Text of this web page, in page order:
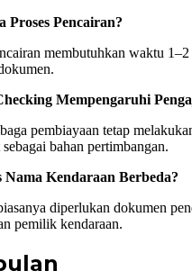
Proses Pencairan?
membutuhkan waktu
Mempengaruhi
pembiayaan tetap
bahan pertimbangan.
Nama Kendaraan Berbeda?
diperlukan dokumen
pemilik kendaraan.